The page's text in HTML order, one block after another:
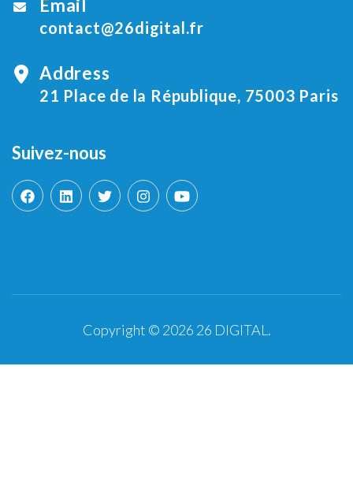
Email
contact@26digital.fr
Address
21 Place de la République, 75003 Paris
Suivez-nous
Copyright © 2026 26 DIGITAL .